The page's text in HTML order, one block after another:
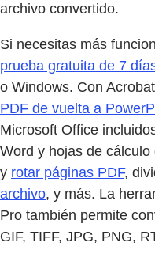
archivo convertido.
Si necesitas más
prueba gratuita de 7
o Windows. Con
PDF de vuelta a
Microsoft Office
Word y hojas de
y rotar páginas PDF,
archivo, y más. La
Pro también permite
GIF, TIFF, JPG, PNG,